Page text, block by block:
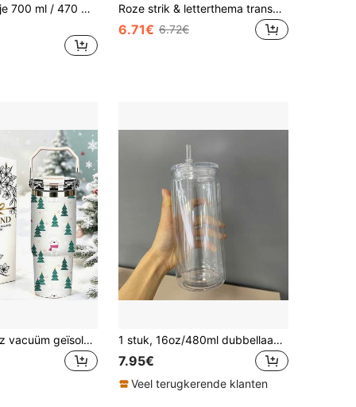
1pc koffiekopje 700 ml / 470 ml, PP-beker, draagbare cartoon strokop, Iced Caffe American Cup
Roze strik & letterthema transparante rietjesbeker / 16oz lekvrije draagbare waterfles / Iced coffee tumbler / Wordt geleverd met deksel & rietje / Bedrukt "blik"-vormig lichaam / Geschikt voor vrouwen, fitness, kamperen & verjaardagsfeestjes / Schattig strik- & lintontwerp / Ideaal voor Valentijnsdag, Moederdag & huwelijksbedankjes -- Lichtgewicht plastic drinkbeker, combineert leuke esthetiek & praktische bruikbaarheid, een must-have voor fitnessliefhebbers / Perfect cadeau voor familie, vrienden & beste vriendinnen.
6.71€ 6.72€
1/5 stuks 30oz vacuüm geïsoleerde beker met geschenkdoos, witte kerstboom sjaal ijsbeer sneeuwvlok print, opvouwbaar draagbaar handvat, dubbelklap deksel lekvrije bekerdeksel, dubbelwandige mok, geschikt voor winterse feestdagen bijeenkomsten, winterse cartoon cadeau 1 stuk, 16oz/480ml dubbellaagse plastic beker, PC-materiaal, met rietje en deksel, gat aan de onderkant voor het toevoegen van glitters, geschikt voor feesten, kantoor, cadeaus, feestdagen
7.95€
Veel terugkerende klanten